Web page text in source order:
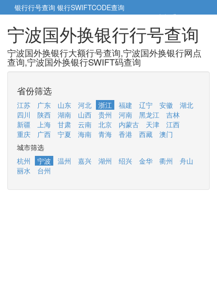
银行行号查询 银行SWIFTCODE查询
5cm小帮手5cm.cn
宁波国外换银行行号查询
宁波国外换银行大额行号查询,宁波国外换银行网点
查询,宁波国外换银行SWIFT码查询
省份筛选
江苏 广东 山东 河北 浙江 福建 辽宁 安徽
湖北
四川
陕西 湖南 山西 贵州 河南 黑龙江
吉林
新疆
上海 甘肃 云南 北京 内蒙古 天津
江西
重庆
广西 宁夏 海南 青海 香港 西藏
澳门
城市筛选
杭州
宁波 温州 嘉兴 湖州 绍兴 金华 衢州
舟山
丽水
台州